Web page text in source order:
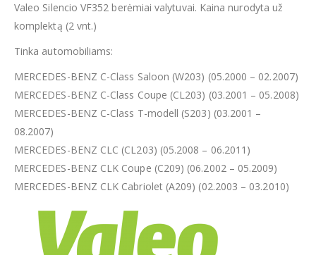
Valeo Silencio VF352 berėmiai valytuvai. Kaina nurodyta už
komplektą (2 vnt.)
Tinka automobiliams:
MERCEDES-BENZ C-Class Saloon (W203) (05.2000 – 02.2007)
MERCEDES-BENZ C-Class Coupe (CL203) (03.2001 – 05.2008)
MERCEDES-BENZ C-Class T-modell (S203) (03.2001 –
08.2007)
MERCEDES-BENZ CLC (CL203) (05.2008 – 06.2011)
MERCEDES-BENZ CLK Coupe (C209) (06.2002 – 05.2009)
MERCEDES-BENZ CLK Cabriolet (A209) (02.2003 – 03.2010)